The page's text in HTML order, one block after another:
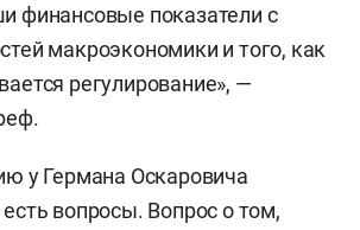
финансовые показатели с
макроэкономики и того, как
регулирование», —
у Германа Оскаровича
вопросы. Вопрос о том,